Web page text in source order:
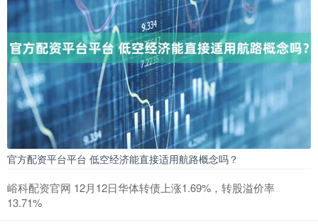
官方配资平台平台 低空经济能直接适用航路概念吗？
峪科配资官网 12月12日华体转债上涨1.69%，转股溢价率
13.71%